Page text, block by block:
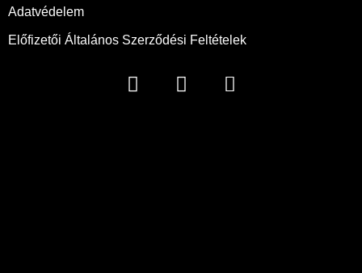
Adatvédelem
Előfizetői Általános Szerződési Feltételek